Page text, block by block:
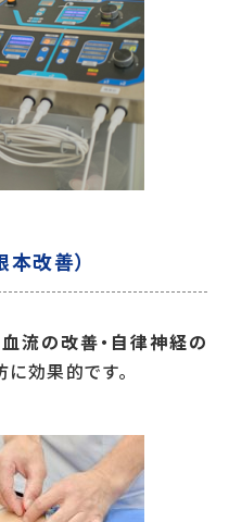
改善）
血流の改善・自律神経の
効果的です。